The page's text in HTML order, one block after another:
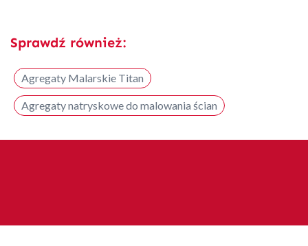
Sprawdź również:
Agregaty Malarskie Titan
Agregaty natryskowe do malowania ścian